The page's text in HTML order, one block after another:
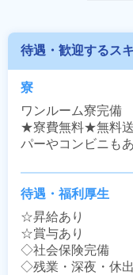
待遇・歓迎するス
寮
ワンルーム寮完備
★寮費無料★無料送
パーやコンビニも
待遇・福利厚生
☆昇給あり
☆賞与あり
◇社会保険完備
◇残業・深夜・休